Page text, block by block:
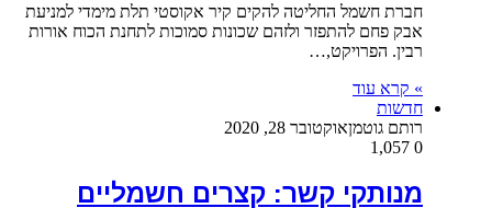
חברת חשמל החליטה להקים קיר אקוסטי תלת מימדי למניעת
אבק פחם להתפזר ולזהם שכונות סמוכות לתחנת הכוח אורות
רבין. הפרויקט,…
» קרא עוד
חדשות
רותם גוטמןאוקטובר 28, 2020
0
מנותקי קשר: קצרים חשמליים